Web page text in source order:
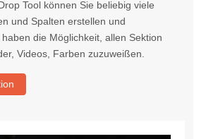
Tool können Sie beliebig viele
und Spalten erstellen und
die Möglichkeit, allen Sektion
Videos, Farben zuzuweißen.